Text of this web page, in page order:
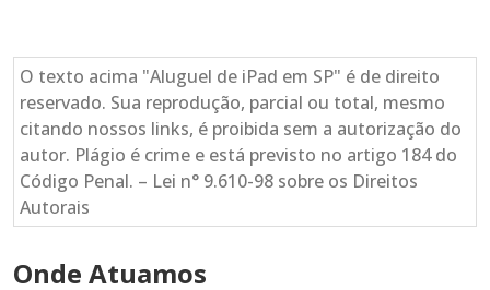
O texto acima "Aluguel de iPad em SP" é de direito
reservado. Sua reprodução, parcial ou total, mesmo
citando nossos links, é proibida sem a autorização do
autor. Plágio é crime e está previsto no artigo 184 do
Código Penal. – Lei n° 9.610-98 sobre os Direitos
Autorais
Onde Atuamos